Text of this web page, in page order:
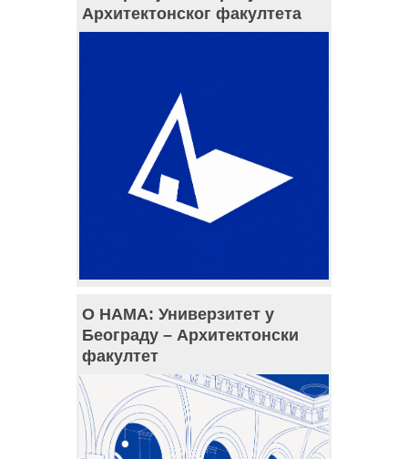
Архитектонског факултета
О НАМА: Универзитет у
Београду – Архитектонски
факултет